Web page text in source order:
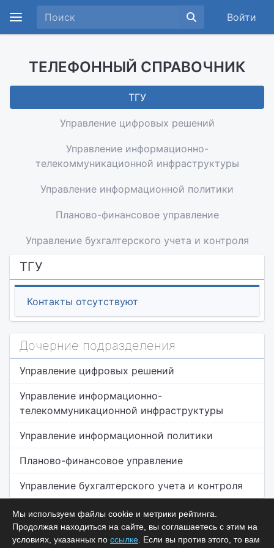
Войти
ТЕЛЕФОННЫЙ СПРАВОЧНИК
ТГУ
Управление цифровых решений
Управление информационно-
телекоммуникационной инфраструктуры
Управление информационной политики
Планово-финансовое управление
Управление бухгалтерского учета и контроля
ТГУ
Контакты отсутствуют
Дочерние подразделения
Управление цифровых решений
Управление информационно-
телекоммуникационной инфраструктуры
Управление информационной политики
Планово-финансовое управление
Управление бухгалтерского учета и контроля
Мы используем файлы cookie и метрики рейтинга.
Продолжая находиться на сайте, вы соглашаетесь с этим на
условиях, указанных по ссылке . Если вы против этого, то вам